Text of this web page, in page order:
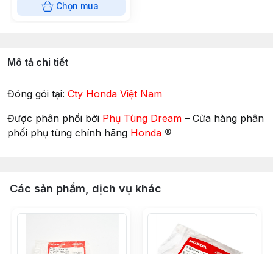
Chọn mua
Mô tả chi tiết
Đóng gói tại: Cty Honda Việt Nam
Được phân phối bởi Phụ Tùng Dream – Cửa hàng phân
phối phụ tùng chính hãng Honda ®
Các sản phẩm, dịch vụ khác